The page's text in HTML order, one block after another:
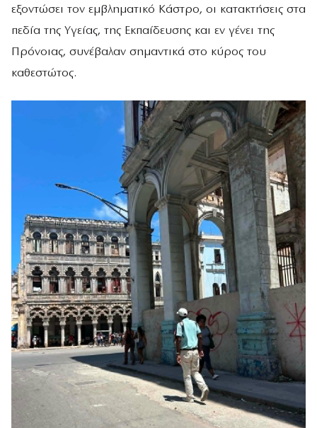
εξοντώσει τον εμβληματικό Κάστρο, οι κατακτήσεις στα
πεδία της Υγείας, της Εκπαίδευσης και εν γένει της
Πρόνοιας, συνέβαλαν σημαντικά στο κύρος του
καθεστώτος.